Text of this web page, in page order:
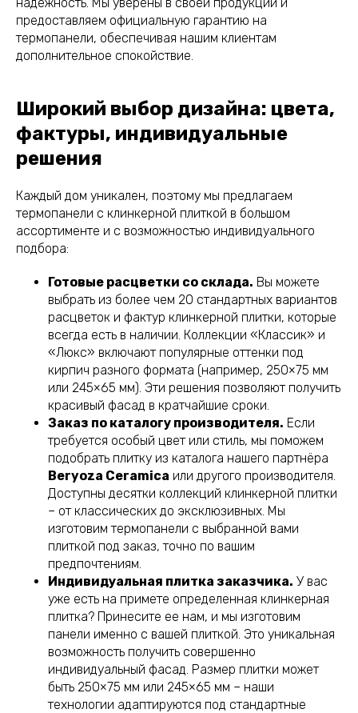
предоставляем официальную гарантию на
термопанели, обеспечивая нашим клиентам
дополнительное спокойствие.
Широкий выбор дизайна: цвета,
фактуры, индивидуальные
решения
Каждый дом уникален, поэтому мы предлагаем
термопанели с клинкерной плиткой в большом
ассортименте и с возможностью индивидуального
подбора:
Готовые расцветки со склада. Вы можете
выбрать из более чем 20 стандартных вариантов
расцветок и фактур клинкерной плитки, которые
всегда есть в наличии. Коллекции «Классик» и
«Люкс» включают популярные оттенки под
кирпич разного формата (например, 250×75 мм
или 245×65 мм). Эти решения позволяют получить
красивый фасад в кратчайшие сроки.
Заказ по каталогу производителя. Если
требуется особый цвет или стиль, мы поможем
подобрать плитку из каталога нашего партнёра
Beryoza Ceramica или другого производителя.
Доступны десятки коллекций клинкерной плитки
– от классических до эксклюзивных. Мы
изготовим термопанели с выбранной вами
плиткой под заказ, точно по вашим
предпочтениям.
Индивидуальная плитка заказчика. У вас
уже есть на примете определенная клинкерная
плитка? Принесите ее нам, и мы изготовим
панели именно с вашей плиткой. Это уникальная
возможность получить совершенно
индивидуальный фасад. Размер плитки может
быть 250×75 мм или 245×65 мм – наши
технологии адаптируются под стандартные